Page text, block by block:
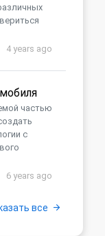
4 years ago
частью
с
6 years ago
все